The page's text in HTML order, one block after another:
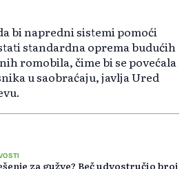
bi napredni sistemi pomoći
standardna oprema budućih
romobila, čime bi se povećala
u saobraćaju, javlja Ured
za gužve? Beč udvostručio broj